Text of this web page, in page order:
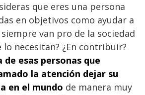
que eres una persona
en objetivos como ayudar a
van pro de la sociedad
lo necesitan? ¿En contribuir?
de esas personas que
la atención dejar su
en el mundo de manera muy